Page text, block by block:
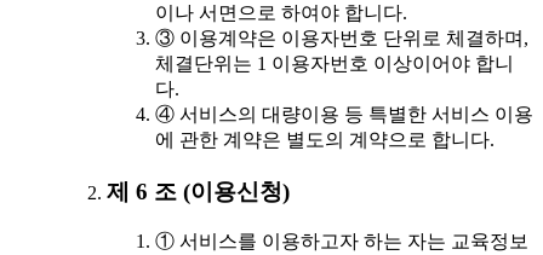
이나 서면으로 하여야 합니다.
③ 이용계약은 이용자번호 단위로 체결하며,
체결단위는 1 이용자번호 이상이어야 합니
다.
④ 서비스의 대량이용 등 특별한 서비스 이용
에 관한 계약은 별도의 계약으로 합니다.
제 6 조 (이용신청)
① 서비스를 이용하고자 하는 자는 교육정보